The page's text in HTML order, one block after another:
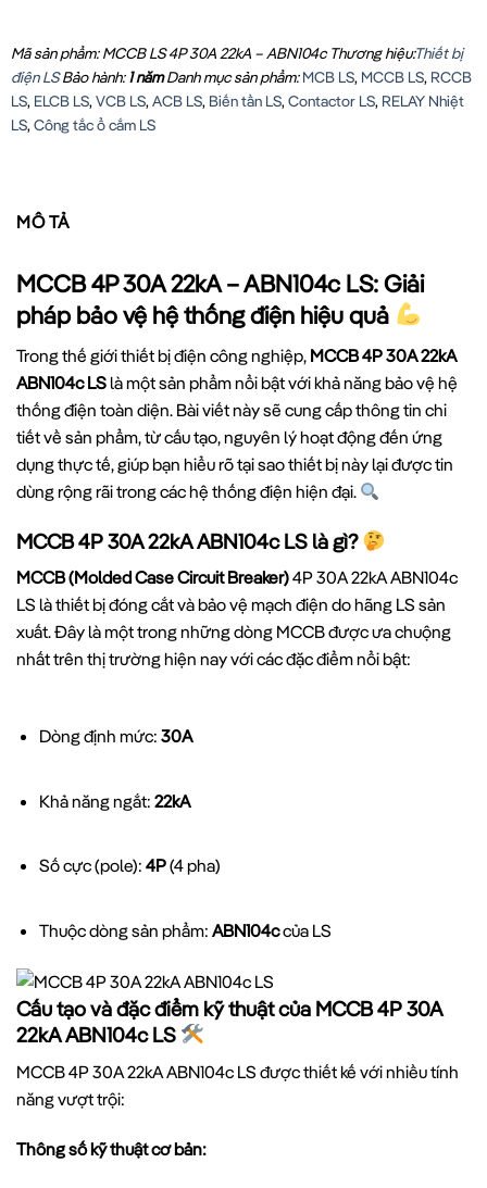
Mã sản phẩm: MCCB LS 4P 30A 22kA – ABN104cThương hiệu:Thiết bị
điện LS Bảo hành:1 nămDanh mục sản phẩm:MCB LS, MCCB LS, RCCB
LS, ELCB LS,VCB LS,ACB LS, Biến tần LS,Contactor LS, RELAY Nhiệt
LS,Công tắc ổ cắm LS
MÔ TẢ
MCCB 4P 30A 22kA – ABN104c LS: Giải
pháp bảo vệ hệ thống điện hiệu quả
Trong thế giới thiết bị điện công nghiệp, MCCB 4P 30A 22kA
ABN104c LS là một sản phẩm nổi bật với khả năng bảo vệ hệ
thống điện toàn diện. Bài viết này sẽ cung cấp thông tin chi
tiết về sản phẩm, từ cấu tạo, nguyên lý hoạt động đến ứng
dụng thực tế, giúp bạn hiểu rõ tại sao thiết bị này lại được tin
dùng rộng rãi trong các hệ thống điện hiện đại.
MCCB 4P 30A 22kA ABN104c LS là gì?
MCCB (Molded Case Circuit Breaker)4P 30A 22kA ABN104c
LS là thiết bị đóng cắt và bảo vệ mạch điện do hãng LS sản
xuất. Đây là một trong những dòng MCCB được ưa chuộng
nhất trên thị trường hiện nay với các đặc điểm nổi bật:
Dòng định mức: 30A
Khả năng ngắt: 22kA
Số cực (pole): 4P(4 pha)
Thuộc dòng sản phẩm: ABN104ccủa LS
Cấu tạo và đặc điểm kỹ thuật của MCCB 4P 30A
22kA ABN104c LS
MCCB 4P 30A 22kA ABN104c LS được thiết kế với nhiều tính
năng vượt trội:
Thông số kỹ thuật cơ bản: